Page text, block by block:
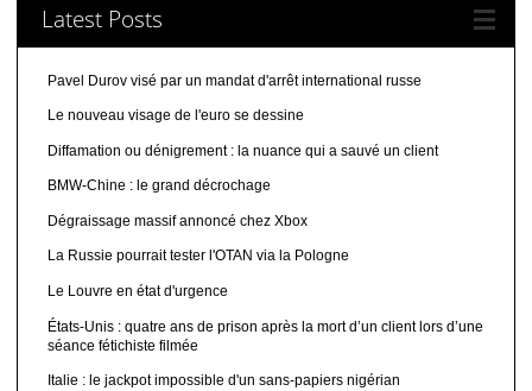
Latest Posts
Pavel Durov visé par un mandat d'arrêt international russe
Le nouveau visage de l'euro se dessine
Diffamation ou dénigrement : la nuance qui a sauvé un client
BMW-Chine : le grand décrochage
Dégraissage massif annoncé chez Xbox
La Russie pourrait tester l'OTAN via la Pologne
Le Louvre en état d'urgence
États-Unis : quatre ans de prison après la mort d’un client lors d’une
séance fétichiste filmée
Italie : le jackpot impossible d'un sans-papiers nigérian